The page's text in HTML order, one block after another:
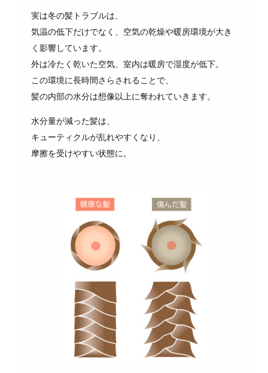
実は冬の髪トラブルは、
気温の低下だけでなく、空気の乾燥や暖房環境が大き
く影響しています。
外は冷たく乾いた空気、室内は暖房で湿度が低下。
この環境に長時間さらされることで、
髪の内部の水分は想像以上に奪われていきます。
水分量が減った髪は、
キューティクルが乱れやすくなり、
摩擦を受けやすい状態に。